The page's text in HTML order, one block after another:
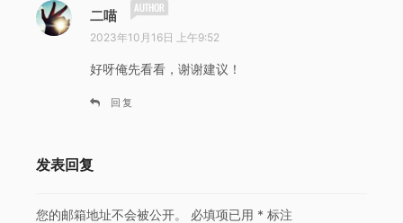
二喵
道
：
2023年10月16日 上午9:52
好呀俺先看看，谢谢建议！
回复
发表回复
您的邮箱地址不会被公开。 必填项已用 * 标注